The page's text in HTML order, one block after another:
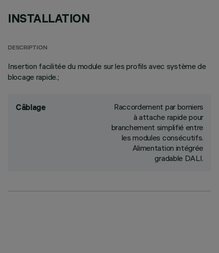
INSTALLATION
DESCRIPTION
Insertion facilitée du module sur les profils avec système de
blocage rapide.;
Câblage
Raccordement par borniers
à attache rapide pour
branchement simplifié entre
les modules consécutifs.
Alimentation intégrée
gradable DALI.